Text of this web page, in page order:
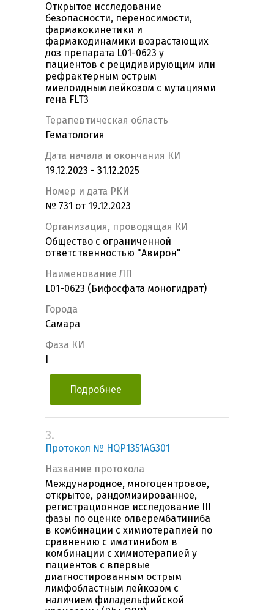
Открытое исследование
безопасности, переносимости,
фармакокинетики и
фармакодинамики возрастающих
доз препарата L01-0623 у
пациентов с рецидивирующим или
рефрактерным острым
миелоидным лейкозом с мутациями
гена FLT3
Терапевтическая область
Гематология
Дата начала и окончания КИ
19.12.2023 - 31.12.2025
Номер и дата РКИ
№ 731 от 19.12.2023
Организация, проводящая КИ
Общество с ограниченной
ответственностью "Авирон"
Наименование ЛП
L01-0623 (Бифосфата моногидрат)
Города
Самара
Фаза КИ
Подробнее
3.
Протокол № HQP1351AG301
Название протокола
Международное, многоцентровое,
открытое, рандомизированное,
регистрационное исследование III
фазы по оценке олверембатиниба
в комбинации с химиотерапией по
сравнению с иматинибом в
комбинации с химиотерапией у
пациентов с впервые
диагностированным острым
лимфобластным лейкозом с
наличием филадельфийской